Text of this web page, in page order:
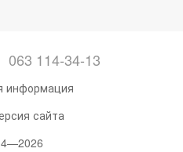
063 114-34-13
информация
сайта